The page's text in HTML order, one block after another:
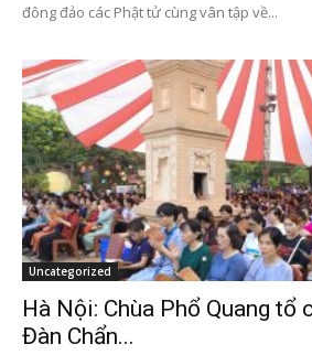
đông đảo các Phật tử cùng vân tập về...
Uncategorized
Hà Nội: Chùa Phổ Quang tổ
Đàn Chẩn...